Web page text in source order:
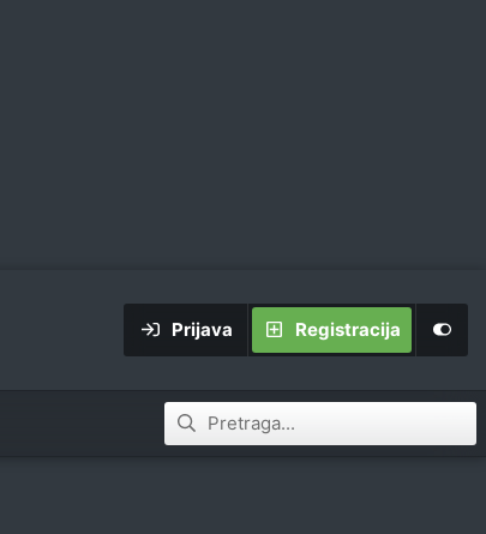
Prijava Registracija